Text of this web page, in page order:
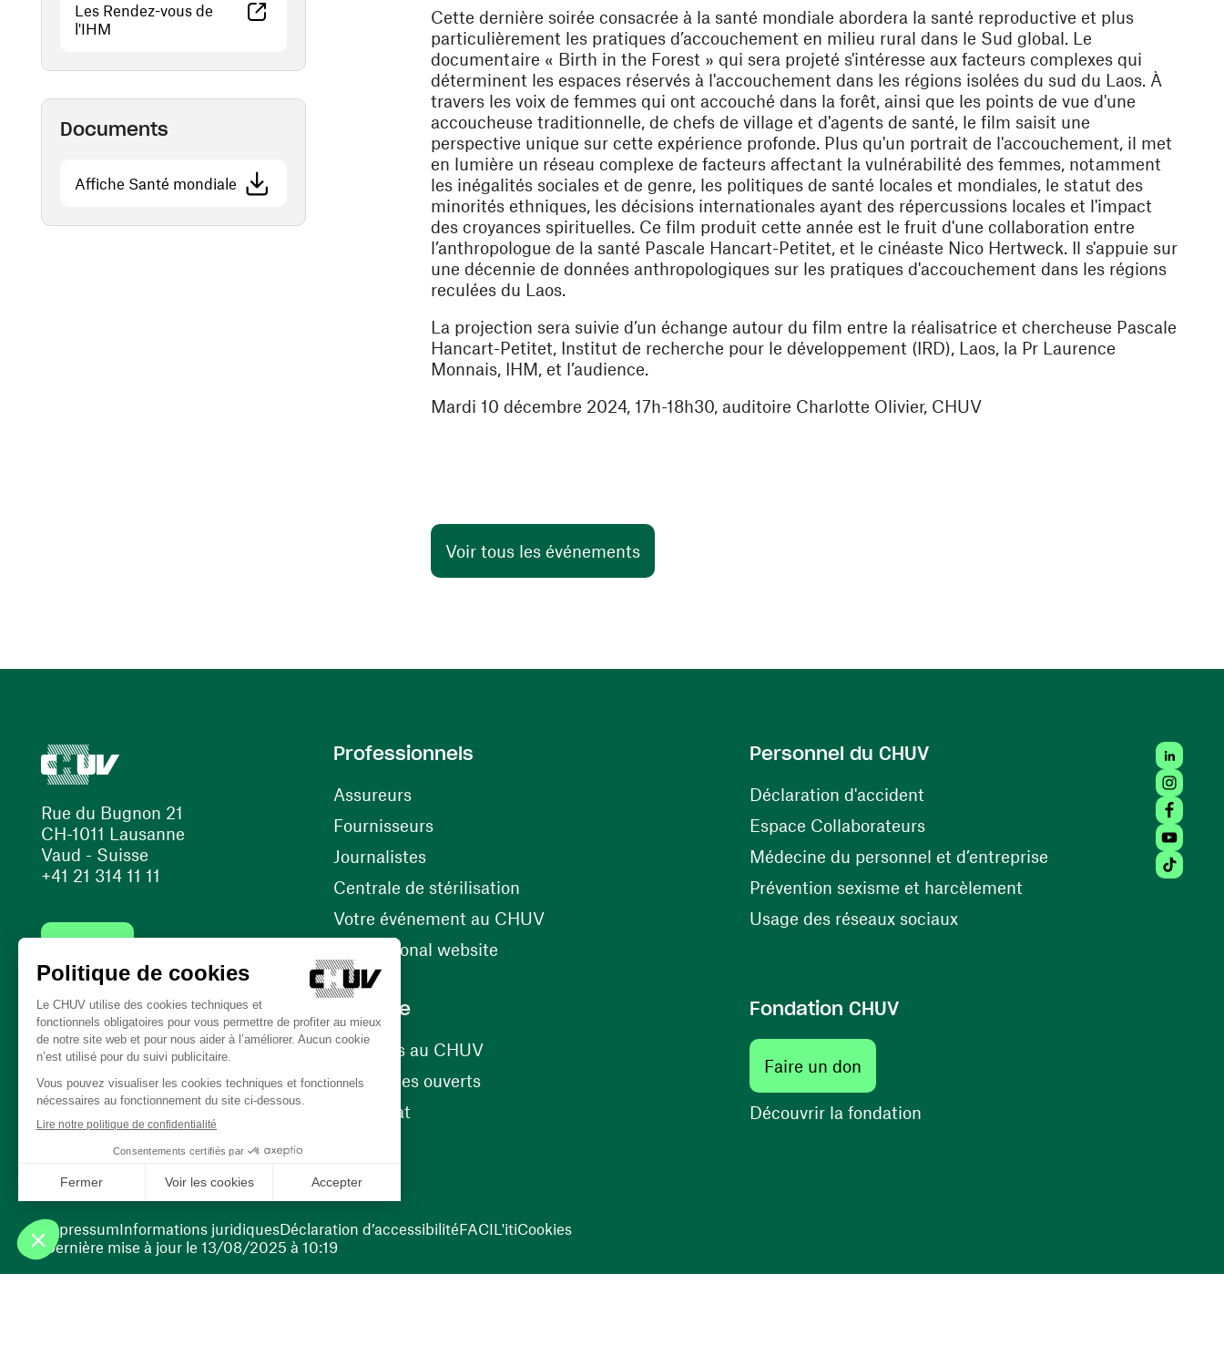
Les Rendez-vous de
l'IHM
Documents
Affiche Santé mondiale (ouvre une nouvelle fenêtre)
Cette dernière soirée consacrée à la santé mondiale abordera la santé reproductive et plus
particulièrement les pratiques d’accouchement en milieu rural dans le Sud global. Le
documentaire « Birth in the Forest » qui sera projeté s'intéresse aux facteurs complexes qui
déterminent les espaces réservés à l'accouchement dans les régions isolées du sud du Laos. À
travers les voix de femmes qui ont accouché dans la forêt, ainsi que les points de vue d'une
accoucheuse traditionnelle, de chefs de village et d'agents de santé, le film saisit une
perspective unique sur cette expérience profonde. Plus qu'un portrait de l'accouchement, il met
en lumière un réseau complexe de facteurs affectant la vulnérabilité des femmes, notamment
les inégalités sociales et de genre, les politiques de santé locales et mondiales, le statut des
minorités ethniques, les décisions internationales ayant des répercussions locales et l'impact
des croyances spirituelles. Ce film produit cette année est le fruit d'une collaboration entre
l’anthropologue de la santé Pascale Hancart-Petitet, et le cinéaste Nico Hertweck. Il s'appuie sur
une décennie de données anthropologiques sur les pratiques d'accouchement dans les régions
reculées du Laos.
La projection sera suivie d’un échange autour du film entre la réalisatrice et chercheuse Pascale
Hancart-Petitet, Institut de recherche pour le développement (IRD), Laos, la Pr Laurence
Monnais, IHM, et l’audience.
Mardi 10 décembre 2024, 17h-18h30, auditoire Charlotte Olivier, CHUV
Voir tous les événements
Rue du Bugnon 21
CH-1011 Lausanne
Vaud - Suisse
+41 21 314 11 11
(ouvre une nouvelle fenêtre)
(ouvre une nouvelle fenêtre)
Professionnels
Assureurs
Fournisseurs(ouvre une nouvelle fenêtre)
Journalistes
Centrale de stérilisation
Votre événement au CHUV(ouvre une nouvelle fenêtre)
International website
Personnel du CHUV
Déclaration d'accident(ouvre une nouvelle fenêtre)
Espace Collaborateurs(ouvre une nouvelle fenêtre)
Médecine du personnel et d’entreprise(ouvre une nouvelle
Prévention sexisme et harcèlement(ouvre une nouvelle
Usage des réseaux sociaux(ouvre une nouvelle fenêtre)
Carrière
Carrières au CHUV(ouvre une nouvelle fenêtre)
Nos postes ouverts(ouvre une nouvelle fenêtre)
Bénévolat
Fondation CHUV
Faire un don(ouvre une nouvelle fenêtre)
Découvrir la fondation(ouvre une nouvelle fenêtre)
Tiktok
Dernière mise à jour le 13/08/2025 à 10:19
ImpressumInformations juridiquesDéclaration d’accessibilitéFACIL'itiCookies